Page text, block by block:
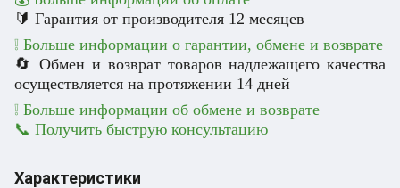
🔰 Гарантия от производителя 12 месяцев
❕ Больше информации о гарантии, обмене и возврате
🔄 Обмен и возврат товаров надлежащего качества
осуществляется на протяжении 14 дней
❕ Больше информации об обмене и возврате
📞 Получить быструю консультацию
Характеристики